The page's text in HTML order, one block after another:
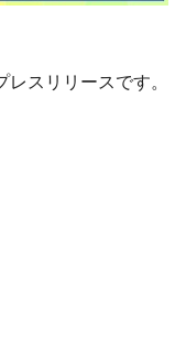
スリリースです。